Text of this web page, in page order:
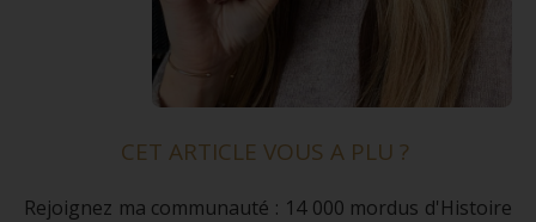
CET ARTICLE VOUS A PLU ?
Rejoignez ma communauté : 14 000 mordus d'Histoire